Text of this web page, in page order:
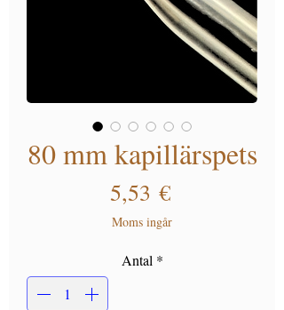
80 mm kapillärspets
5,53 €Pris
Moms ingår
Antal *